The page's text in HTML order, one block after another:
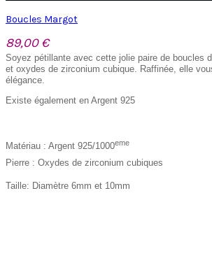
Boucles Margot
89,00 €
Soyez pétillante avec cette jolie paire de boucles
et oxydes de zirconium cubique. Raffinée, elle
élégance.
Existe également en Argent 925
Matériau : Argent 925/1000eme
Pierre : Oxydes de zirconium cubiques
Taille: Diamètre 6mm et 10mm